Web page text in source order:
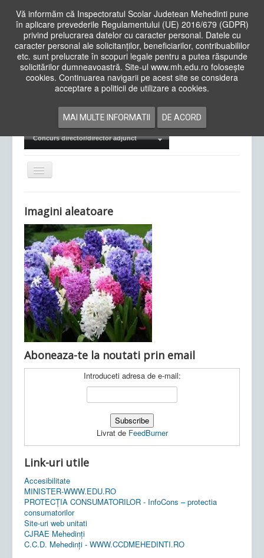
Vă informăm că Inspectoratul Scolar Judetean Mehedinti pune
în aplicare prevederile Regulamentului (UE) 2016/679 (GDPR)
privind prelucrarea datelor cu caracter personal. Datele cu
caracter personal ale solicitanților, beneficiarilor, contribuabililor
etc. sunt prelucrate în scopuri legale pentru a putea răspunde
solicitărilor dumneavoastră. Site-ul www.mh.edu.ro folosește
cookies. Continuarea navigarii pe acest site se considera
acceptare a politicii de utilizare a cookies.
MAI MULTE INFORMATII DE ACORD
Cauta
in
siteAcasa Cadre Didactice
Examene Naționale
Concurs director/director adjunct
Comută
navigarea
Ultimele articole: Vi, 04.11.2022 -
Județean Mehedinți
Imagini aleatoare
Aboneaza-te la noutati prin email
Introduceti adresa de e-mail:
Livrat de FeedBurner
Link-uri utile
Accesibilitate
MINISTER-WWW.EDU.RO
PROTECȚIA CONSUMATORILOR - InfoCons – protectia
consumatorilor
Site-uri web unitati
CJRAE Mehedinți
C.C.D. Mehedinţi - WWW.CCDMEHEDINTI.RO